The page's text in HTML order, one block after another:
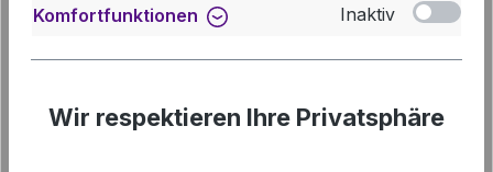
Produkt Anzahl: Gib denIn den Warenkorb
Info-Telefon:0511 1241 111
Komfortfunktionen
Inaktiv
Wir respektieren Ihre Privatsphäre